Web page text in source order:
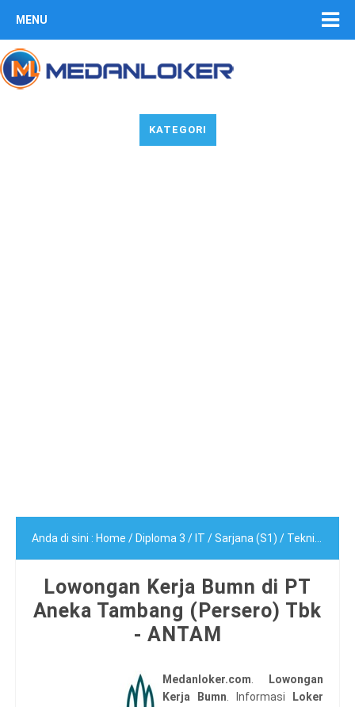
MENU
KATEGORI
Anda di sini : Home / Diploma 3 / IT /Sarjana (S1) / Teknik
Lowongan Kerja Bumn di PT
Aneka Tambang (Persero) Tbk
- ANTAM
Medanloker.com
Lowongan
Kerja Bumn . Informasi
Loker